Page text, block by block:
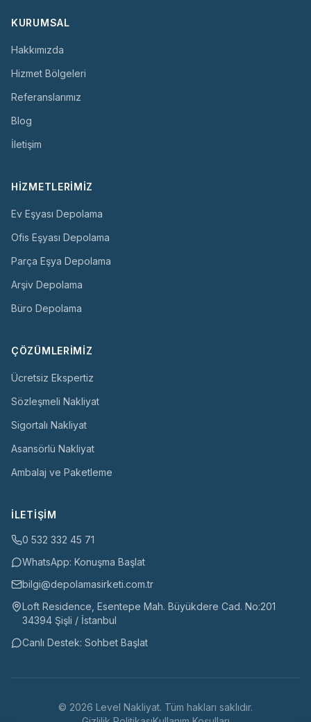
KURUMSAL
Hakkımızda
Hizmet Bölgeleri
Referanslarımız
Blog
İletişim
HIZMETLERIMIZ
Ev Eşyası Depolama
Ofis Eşyası Depolama
Parça Eşya Depolama
Arşiv Depolama
Büro Depolama
ÇÖZÜMLERIMIZ
Ücretsiz Ekspertiz
Sözleşmeli Nakliyat
Sigortalı Nakliyat
Asansörlü Nakliyat
Ambalaj ve Paketleme
İLETIŞIM
0 532 332 45 71
WhatsApp: Konuşma Başlat
bilgi@depolamasirketi.com.tr
Loft Residence, Esentepe Mah. Büyükdere Cad. No:201
34394 Şişli / İstanbul
Canlı Destek: Sohbet Başlat
© 2026 Level Nakliyat. Tüm hakları saklıdır.